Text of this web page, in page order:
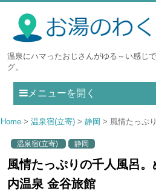
温泉にハマったおじさんがゆる～い感じ
グ。
メニューを開く
Home 温泉宿(立寄) 静岡 風情たっぷりの千
温泉宿(立寄) 静岡
風情たっぷりの千人風呂
内温泉 金谷旅館